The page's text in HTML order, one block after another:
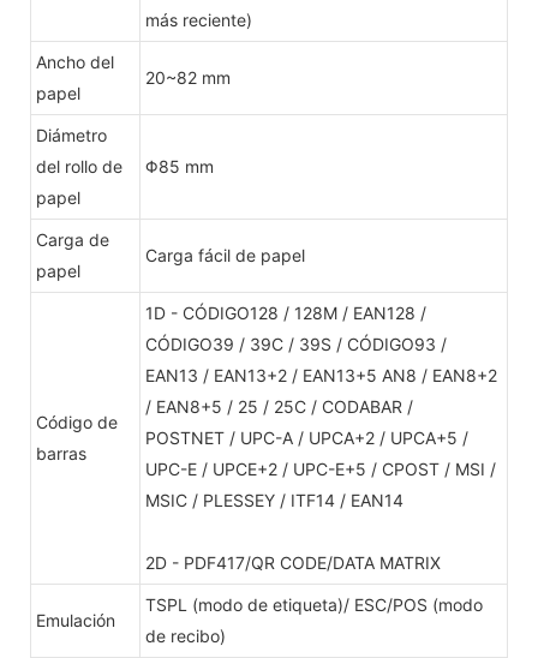
más reciente)
Ancho del
papel
20~82 mm
Diámetro
del rollo de
papel
Φ85 mm
Carga de
papel
Carga fácil de papel
Código de
barras
1D - CÓDIGO128 / 128M / EAN128 /
CÓDIGO39 / 39C / 39S / CÓDIGO93 /
EAN13 / EAN13+2 / EAN13+5 AN8 / EAN8+2
/ EAN8+5 / 25 / 25C / CODABAR /
POSTNET / UPC-A / UPCA+2 / UPCA+5 /
UPC-E / UPCE+2 / UPC-E+5 / CPOST / MSI /
MSIC / PLESSEY / ITF14 / EAN14
2D - PDF417/QR CODE/DATA MATRIX
Emulación
TSPL (modo de etiqueta)/ ESC/POS (modo
de recibo)